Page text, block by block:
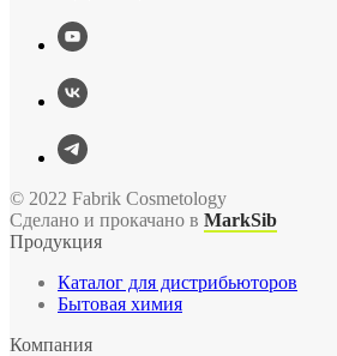
© 2022 Fabrik Cosmetology
Сделано и прокачано в MarkSib
Продукция
Каталог для дистрибьюторов
Бытовая химия
Компания